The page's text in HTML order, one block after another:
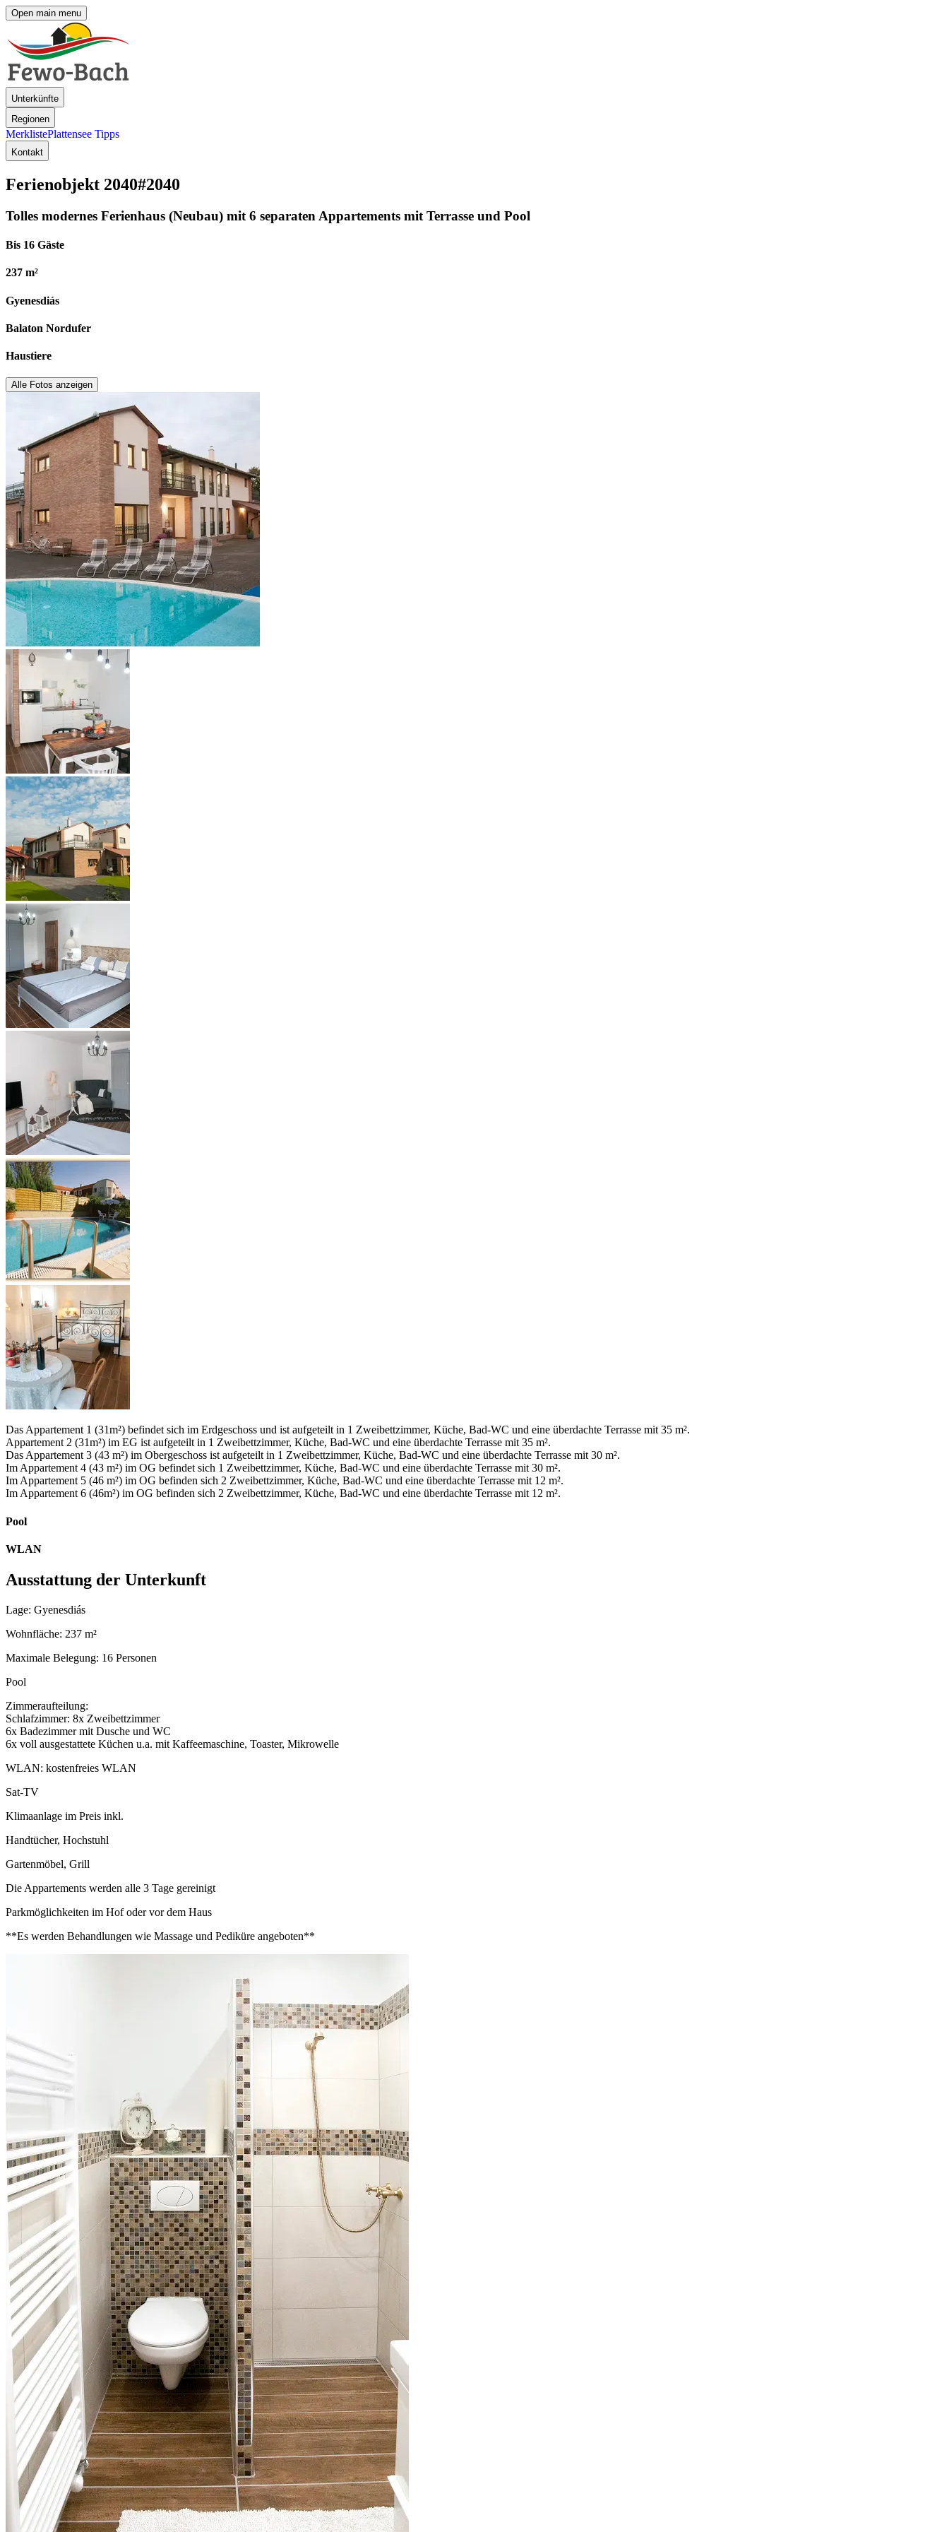
Open main menu
Unterkünfte
Regionen
MerklistePlattensee Tipps
Kontakt
Ferienobjekt 2040#2040
Tolles modernes Ferienhaus (Neubau) mit 6 separaten Appartements mit Terrasse und Pool
Bis 16 Gäste
237 m²
Gyenesdiás
Balaton Nordufer
Haustiere
Alle Fotos anzeigen
Das Appartement 1 (31m²) befindet sich im Erdgeschoss und ist aufgeteilt in 1 Zweibettzimmer, Küche, Bad-WC und eine überdachte Terrasse mit 35 m².
Appartement 2 (31m²) im EG ist aufgeteilt in 1 Zweibettzimmer, Küche, Bad-WC und eine überdachte Terrasse mit 35 m².
Das Appartement 3 (43 m²) im Obergeschoss ist aufgeteilt in 1 Zweibettzimmer, Küche, Bad-WC und eine überdachte Terrasse mit 30 m².
Im Appartement 4 (43 m²) im OG befindet sich 1 Zweibettzimmer, Küche, Bad-WC und eine überdachte Terrasse mit 30 m².
Im Appartement 5 (46 m²) im OG befinden sich 2 Zweibettzimmer, Küche, Bad-WC und eine überdachte Terrasse mit 12 m².
Im Appartement 6 (46m²) im OG befinden sich 2 Zweibettzimmer, Küche, Bad-WC und eine überdachte Terrasse mit 12 m².
Pool
WLAN
Ausstattung der Unterkunft
Lage: Gyenesdiás
Wohnfläche: 237 m²
Maximale Belegung: 16 Personen
Pool
Zimmeraufteilung:
Schlafzimmer: 8x Zweibettzimmer
6x Badezimmer mit Dusche und WC
6x voll ausgestattete Küchen u.a. mit Kaffeemaschine, Toaster, Mikrowelle
WLAN: kostenfreies WLAN
Sat-TV
Klimaanlage im Preis inkl.
Handtücher, Hochstuhl
Gartenmöbel, Grill
Die Appartements werden alle 3 Tage gereinigt
Parkmöglichkeiten im Hof oder vor dem Haus
**Es werden Behandlungen wie Massage und Pediküre angeboten**